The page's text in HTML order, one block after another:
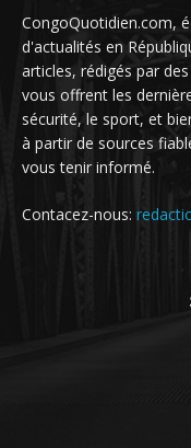
CongoQuotidien.com,
d'actualités en
articles, rédigés par
vous offrent les
sécurité, le sport, et
à partir de sources
vous tenir informé.
Contacez-nous: